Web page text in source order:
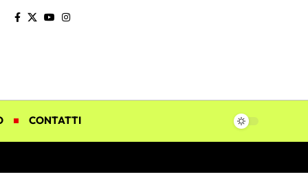
CONTATTI